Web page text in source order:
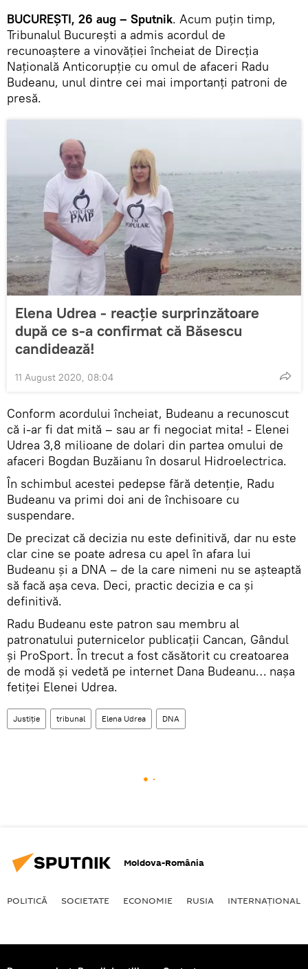
BUCUREȘTI, 26 aug – Sputnik. Acum puțin timp,
Tribunalul București a admis acordul de
recunoaștere a vinovăției încheiat de Direcția
Națională Anticorupție cu omul de afaceri Radu
Budeanu, unul dintre cei mai importanți patroni de
presă.
Elena Udrea - reacție surprinzătoare
după ce s-a confirmat că Băsescu
candidează!
11 August 2020, 08:04
Conform acordului încheiat, Budeanu a recunoscut
că i-ar fi dat mită – sau ar fi negociat mita! - Elenei
Udrea 3,8 milioane de dolari din partea omului de
afaceri Bogdan Buzăianu în dosarul Hidroelectrica.
În schimbul acestei pedepse fără detenție, Radu
Budeanu va primi doi ani de închisoare cu
suspendare.
De precizat că decizia nu este definitivă, dar nu este
clar cine se poate adresa cu apel în afara lui
Budeanu și a DNA – de la care nimeni nu se așteaptă
să facă așa ceva. Deci, practic decizia e ca și
definitivă.
Radu Budeanu este patron sau membru al
patronatului puternicelor publicații Cancan, Gândul
și ProSport. În trecut a fost căsătorit cu creatoarea
de modă și vedetă pe internet Dana Budeanu… nașa
fetiței Elenei Udrea.
Justiție tribunal Elena Udrea DNA
Moldova-România
POLITICĂ SOCIETATE ECONOMIE RUSIA INTERNAŢIONAL